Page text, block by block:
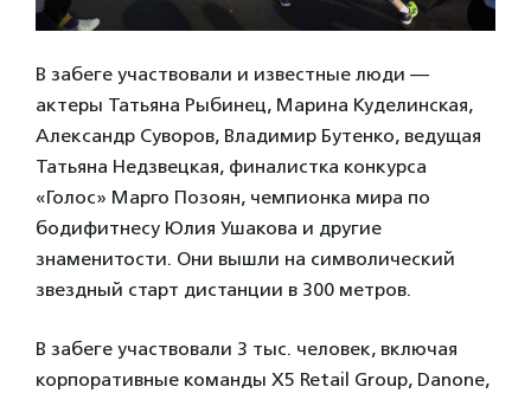
В забеге участвовали и известные люди —
актеры Татьяна Рыбинец, Марина Куделинская,
Александр Суворов, Владимир Бутенко, ведущая
Татьяна Недзвецкая, финалистка конкурса
«Голос» Марго Позоян, чемпионка мира по
бодифитнесу Юлия Ушакова и другие
знаменитости. Они вышли на символический
звездный старт дистанции в 300 метров.
В забеге участвовали 3 тыс. человек, включая
корпоративные команды X5 Retail Group, Danone,